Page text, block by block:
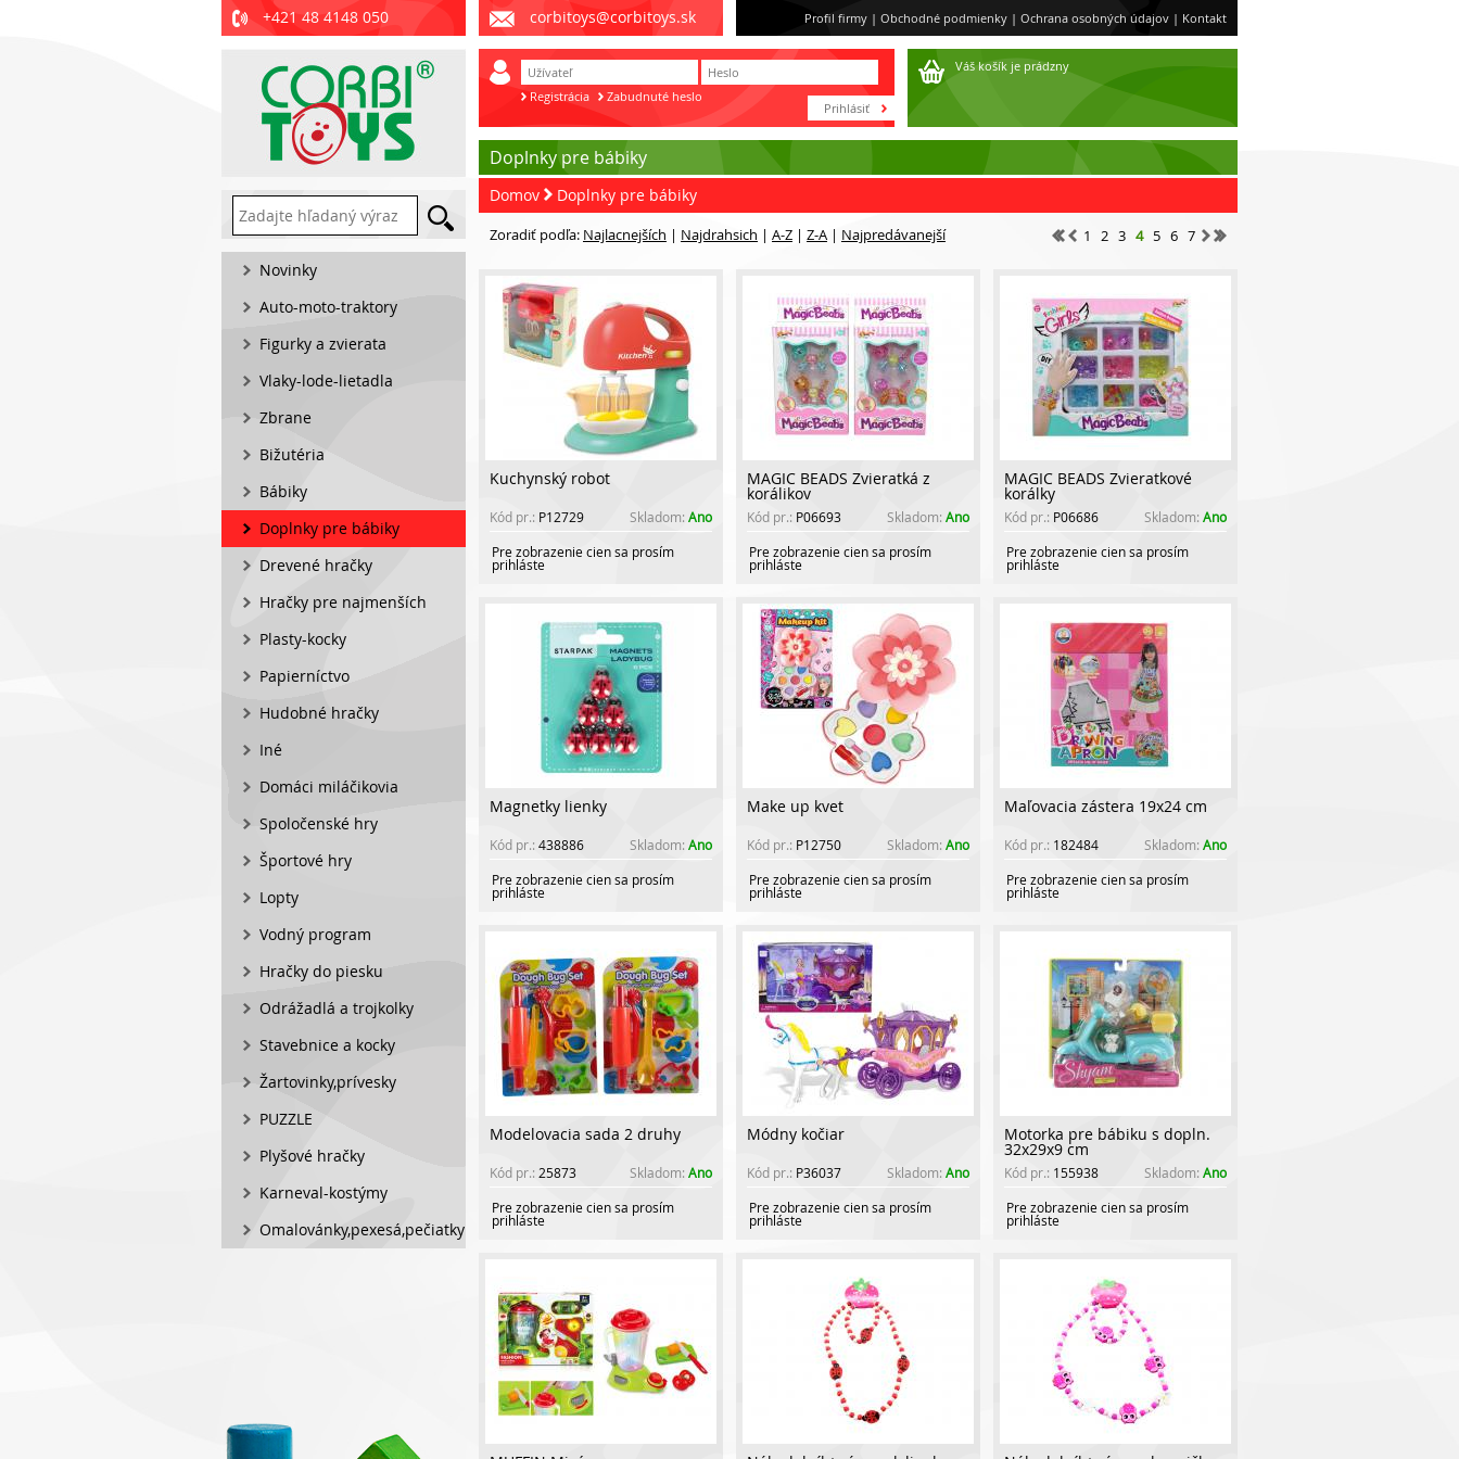
+421 48 4148 050 corbitoys@corbitoys.sk Profil firmy | Obchodné podmienky | Ochrana osobných údajov | Kontakt
Registrácia Zabudnuté heslo
Váš košík je prádzny
Doplnky pre bábiky
Domov Doplnky pre bábiky
1 2 3 4 5 6 7
Zoradiť podľa: Najlacnejších | Najdrahsich | A-Z | Z-A | Najpredávanejší
Kuchynský robot
Kód pr.: P12729 Skladom: Ano
Pre zobrazenie cien sa prosím
prihláste
MAGIC BEADS Zvieratká z
korálikov
Kód pr.: P06693 Skladom: Ano
Pre zobrazenie cien sa prosím
prihláste
MAGIC BEADS Zvieratkové
korálky
Kód pr.: P06686 Skladom: Ano
Pre zobrazenie cien sa prosím
prihláste
Magnetky lienky
Kód pr.: 438886 Skladom: Ano
Pre zobrazenie cien sa prosím
prihláste
Make up kvet
Kód pr.: P12750 Skladom: Ano
Pre zobrazenie cien sa prosím
prihláste
Maľovacia zástera 19x24 cm
Kód pr.: 182484 Skladom: Ano
Pre zobrazenie cien sa prosím
prihláste
Modelovacia sada 2 druhy
Kód pr.: 25873 Skladom: Ano
Pre zobrazenie cien sa prosím
prihláste
Módny kočiar
Kód pr.: P36037 Skladom: Ano
Pre zobrazenie cien sa prosím
prihláste
Motorka pre bábiku s dopln.
32x29x9 cm
Kód pr.: 155938 Skladom: Ano
Pre zobrazenie cien sa prosím
prihláste
Novinky
Auto-moto-traktory
Figurky a zvierata
Vlaky-lode-lietadla
Zbrane
Bižutéria
Bábiky
Doplnky pre bábiky
Drevené hračky
Hračky pre najmenších
Plasty-kocky
Papierníctvo
Hudobné hračky
Iné
Domáci miláčikovia
Spoločenské hry
Športové hry
Lopty
Vodný program
Hračky do piesku
Odrážadlá a trojkolky
Stavebnice a kocky
Žartovinky,prívesky
PUZZLE
Plyšové hračky
Karneval-kostýmy
Omalovánky,pexesá,pečiatky